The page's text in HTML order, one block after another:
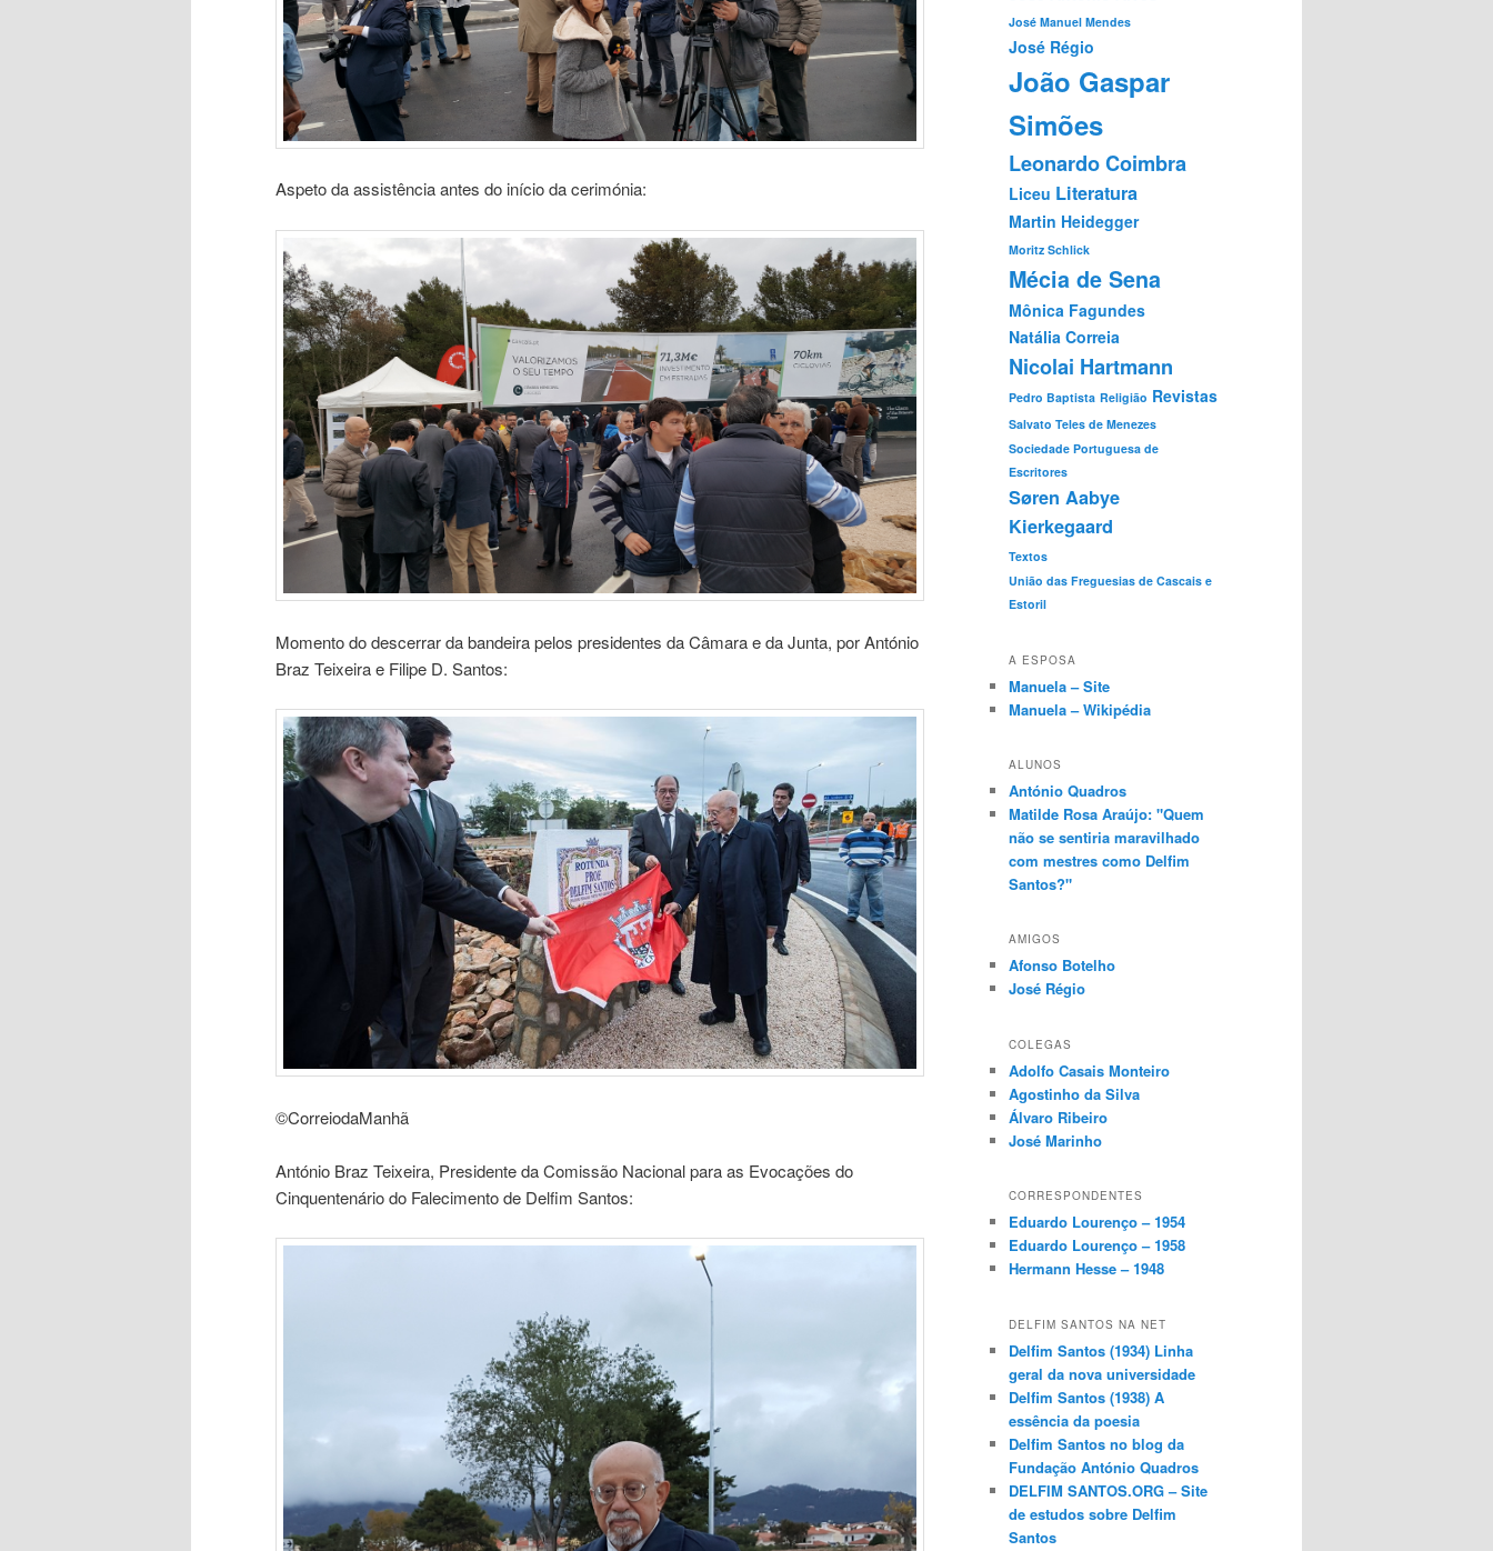
Aspeto da assistência antes do início da cerimónia:
Momento do descerrar da bandeira pelos presidentes da Câmara e da Junta, por António
Braz Teixeira e Filipe D. Santos:
©CorreiodaManhã
António Braz Teixeira, Presidente da Comissão Nacional para as Evocações do
Cinquentenário do Falecimento de Delfim Santos:
José Manuel Mendes
José Régio
João Gaspar
Simões
Leonardo Coimbra
Liceu Literatura
Martin Heidegger
Moritz Schlick
Mécia de Sena
Mônica Fagundes
Natália Correia
Nicolai Hartmann
Pedro Baptista Religião Revistas
Salvato Teles de Menezes
Sociedade Portuguesa de
Escritores
Søren Aabye
Kierkegaard
Textos
União das Freguesias de Cascais e
Estoril
A ESPOSA
Manuela – Site
Manuela – Wikipédia
ALUNOS
António Quadros
Matilde Rosa Araújo: "Quem
não se sentiria maravilhado
com mestres como Delfim
Santos?"
AMIGOS
Afonso Botelho
José Régio
COLEGAS
Adolfo Casais Monteiro
Agostinho da Silva
Álvaro Ribeiro
José Marinho
CORRESPONDENTES
Eduardo Lourenço – 1954
Eduardo Lourenço – 1958
Hermann Hesse – 1948
DELFIM SANTOS NA NET
Delfim Santos (1934) Linha
geral da nova universidade
Delfim Santos (1938) A
essência da poesia
Delfim Santos no blog da
Fundação António Quadros
DELFIM SANTOS.ORG – Site
de estudos sobre Delfim
Santos